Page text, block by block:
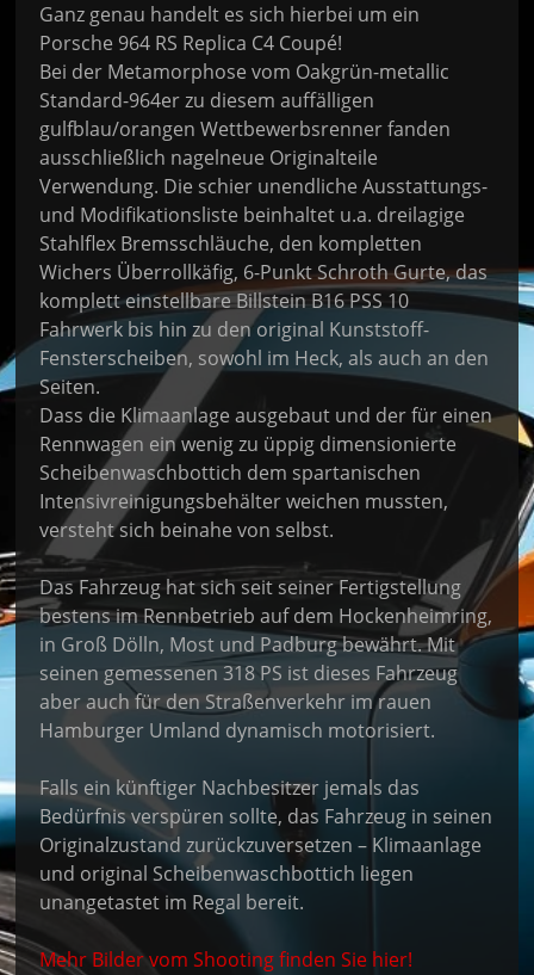
Ganz genau handelt es sich hierbei um ein
Porsche 964 RS Replica C4 Coupé!
Bei der Metamorphose vom Oakgrün-metallic
Standard-964er zu diesem auffälligen
gulfblau/orangen Wettbewerbsrenner fanden
ausschließlich nagelneue Originalteile
Verwendung. Die schier unendliche Ausstattungs-
und Modifikationsliste beinhaltet u.a. dreilagige
Stahlflex Bremsschläuche, den kompletten
Wichers Überrollkäfig, 6-Punkt Schroth Gurte, das
komplett einstellbare Billstein B16 PSS 10
Fahrwerk bis hin zu den original Kunststoff-
Fensterscheiben, sowohl im Heck, als auch an den
Seiten.
Dass die Klimaanlage ausgebaut und der für einen
Rennwagen ein wenig zu üppig dimensionierte
Scheibenwaschbottich dem spartanischen
Intensivreinigungsbehälter weichen mussten,
versteht sich beinahe von selbst.
Das Fahrzeug hat sich seit seiner Fertigstellung
bestens im Rennbetrieb auf dem Hockenheimring,
in Groß Dölln, Most und Padburg bewährt. Mit
seinen gemessenen 318 PS ist dieses Fahrzeug
aber auch für den Straßenverkehr im rauen
Hamburger Umland dynamisch motorisiert.
Falls ein künftiger Nachbesitzer jemals das
Bedürfnis verspüren sollte, das Fahrzeug in seinen
Originalzustand zurückzuversetzen – Klimaanlage
und original Scheibenwaschbottich liegen
unangetastet im Regal bereit.
Mehr Bilder vom Shooting finden Sie hier!